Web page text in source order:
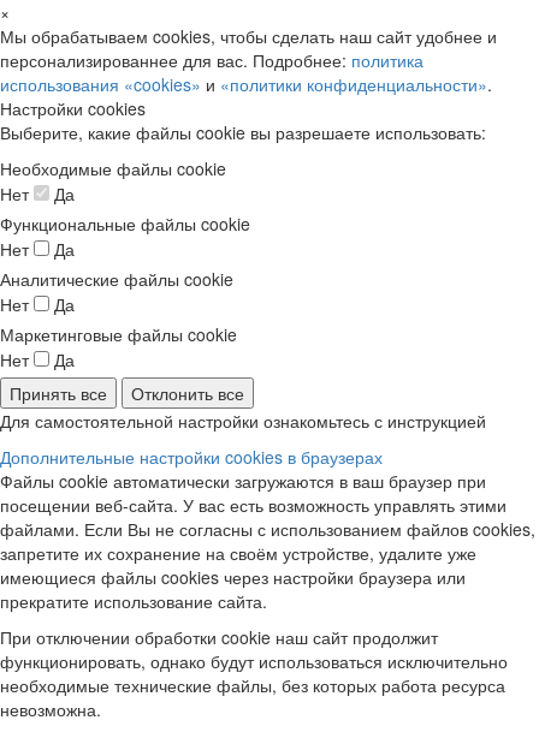
×
Мы обрабатываем cookies, чтобы сделать наш сайт удобнее и
персонализированнее для вас. Подробнее: политика
использования «cookies» и «политики конфиденциальности».
Настройки cookies
Выберите, какие файлы cookie вы разрешаете использовать:
Необходимые файлы cookie
Нет
Да
Функциональные файлы cookie
Нет
Да
Аналитические файлы cookie
Нет
Да
Маркетинговые файлы cookie
Нет
Да
Принять все
Отклонить все
Для самостоятельной настройки ознакомьтесь с инструкцией
Дополнительные настройки cookies в браузерах
Файлы cookie автоматически загружаются в ваш браузер при
посещении веб-сайта. У вас есть возможность управлять этими
файлами. Если Вы не согласны с использованием файлов cookies,
запретите их сохранение на своём устройстве, удалите уже
имеющиеся файлы cookies через настройки браузера или
прекратите использование сайта.
При отключении обработки cookie наш сайт продолжит
функционировать, однако будут использоваться исключительно
необходимые технические файлы, без которых работа ресурса
невозможна.